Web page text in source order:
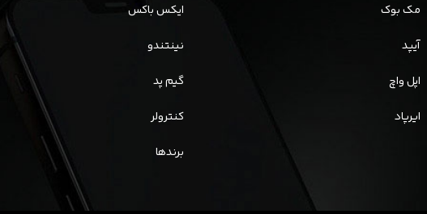
مک بوک
آیپد
اپل واچ
ایرپاد
ایکس باکس
نینتندو
گیم پد
کنترولر
برندها